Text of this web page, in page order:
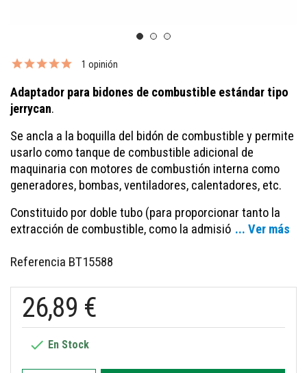
1 opinión
Adaptador para bidones de combustible estándar tipo
jerrycan.
Se ancla a la boquilla del bidón de combustible y permite
usarlo como tanque de combustible adicional de
maquinaria con motores de combustión interna como
generadores, bombas, ventiladores, calentadores, etc.
Constituido por doble tubo (para proporcionar tanto la
extracción de combustible, como la admisió ... Ver más
Referencia BT15588
26,89 €
 En Stock